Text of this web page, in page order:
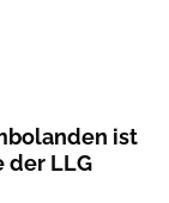
ist
der LLG